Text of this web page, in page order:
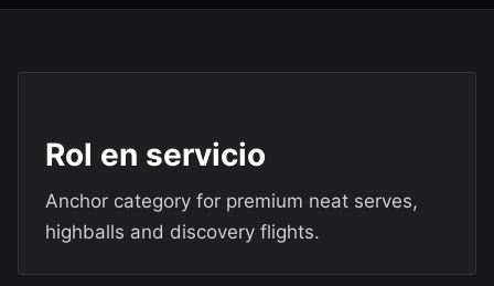
Rol en servicio
Anchor category for premium neat serves,
highballs and discovery flights.